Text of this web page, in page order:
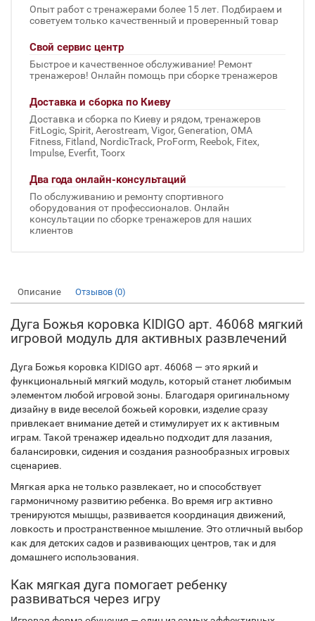
Опыт работ с тренажерами более 15 лет. Подбираем и
советуем только качественный и проверенный товар
Свой сервис центр
Быстрое и качественное обслуживание! Ремонт
тренажеров! Онлайн помощь при сборке тренажеров
Доставка и сборка по Киеву
Доставка и сборка по Киеву и рядом, тренажеров
FitLogic, Spirit, Aerostream, Vigor, Generation, OMA
Fitness, Fitland, NordicTrack, ProForm, Reebok, Fitex,
Impulse, Everfit, Toorx
Два года онлайн-консультаций
По обслуживанию и ремонту спортивного
оборудования от профессионалов. Онлайн
консультации по сборке тренажеров для наших
клиентов
Описание Отзывов (0)
Дуга Божья коровка KIDIGO арт. 46068 мягкий
игровой модуль для активных развлечений
Дуга Божья коровка KIDIGO арт. 46068 — это яркий и
функциональный мягкий модуль, который станет любимым
элементом любой игровой зоны. Благодаря оригинальному
дизайну в виде веселой божьей коровки, изделие сразу
привлекает внимание детей и стимулирует их к активным
играм. Такой тренажер идеально подходит для лазания,
балансировки, сидения и создания разнообразных игровых
сценариев.
Мягкая арка не только развлекает, но и способствует
гармоничному развитию ребенка. Во время игр активно
тренируются мышцы, развивается координация движений,
ловкость и пространственное мышление. Это отличный выбор
как для детских садов и развивающих центров, так и для
домашнего использования.
Как мягкая дуга помогает ребенку
развиваться через игру